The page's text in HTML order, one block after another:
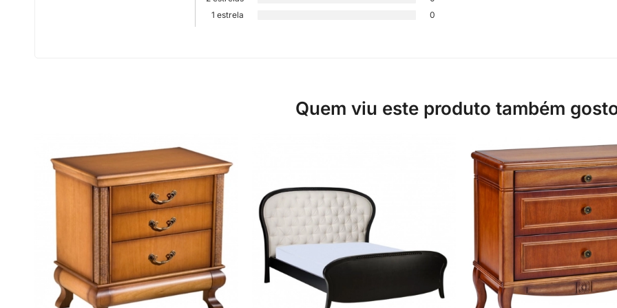
1 estrela
0
Quem viu este produto também